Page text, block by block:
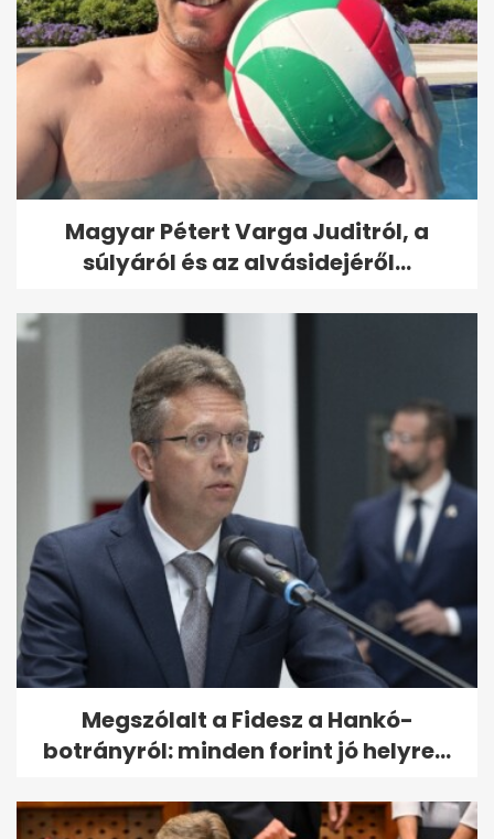
Magyar Pétert Varga Juditról, a
súlyáról és az alvásidejéről...
Megszólalt a Fidesz a Hankó-
botrányról: minden forint jó helyre...